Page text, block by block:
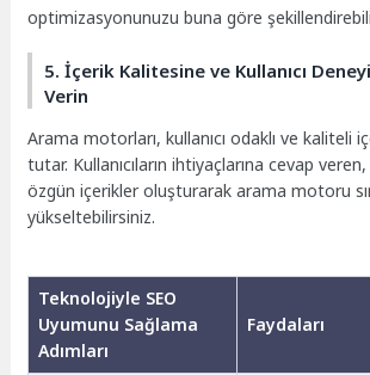
optimizasyonunuzu buna göre
5. İçerik Kalitesine ve Kullanıcı
Verin
Arama motorları, kullanıcı odaklı ve kaliteli
tutar. Kullanıcıların ihtiyaçlarına cevap
özgün içerikler oluşturarak arama motoru
yükseltebilirsiniz.
Teknolojiyle SEO
Uyumunu Sağlama
Adımları
Faydaları